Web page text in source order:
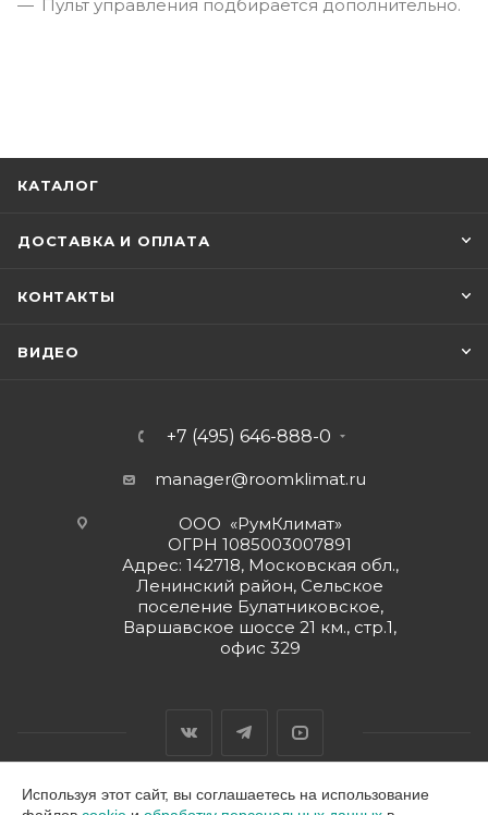
Пульт управления подбирается дополнительно.
КАТАЛОГ
ДОСТАВКА И ОПЛАТА
КОНТАКТЫ
ВИДЕО
+7 (495) 646-888-0
manager@roomklimat.ru
ООО «РумКлимат»
ОГРН 1085003007891
Адрес: 142718, Московская обл.,
Ленинский район, Сельское
поселение Булатниковское,
Варшавское шоссе 21 км., стр.1,
офис 329
Используя этот сайт, вы соглашаетесь на использование